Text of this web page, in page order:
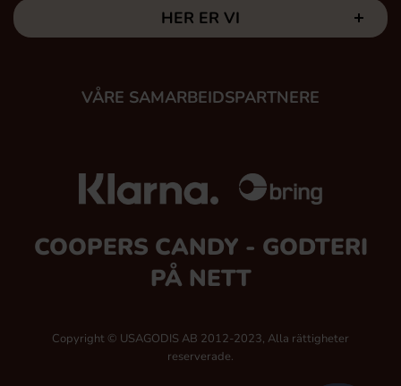
HER ER VI
VÅRE SAMARBEIDSPARTNERE
COOPERS CANDY - GODTERI
PÅ NETT
Copyright © USAGODIS AB 2012-2023, Alla rättigheter
reserverade.